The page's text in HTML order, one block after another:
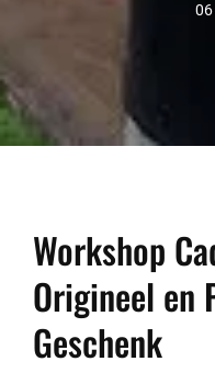
Workshop
Origineel en
Geschenk